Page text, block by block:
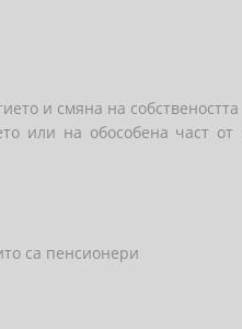
и смяна на собствеността
или на обособена част
са пенсионери